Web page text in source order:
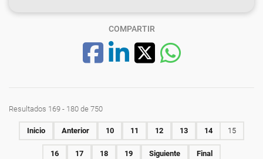
COMPARTIR
Resultados 169 - 180 de 750
Inicio Anterior 10 11 12 13 14 15
16 17 18 19 Siguiente Final